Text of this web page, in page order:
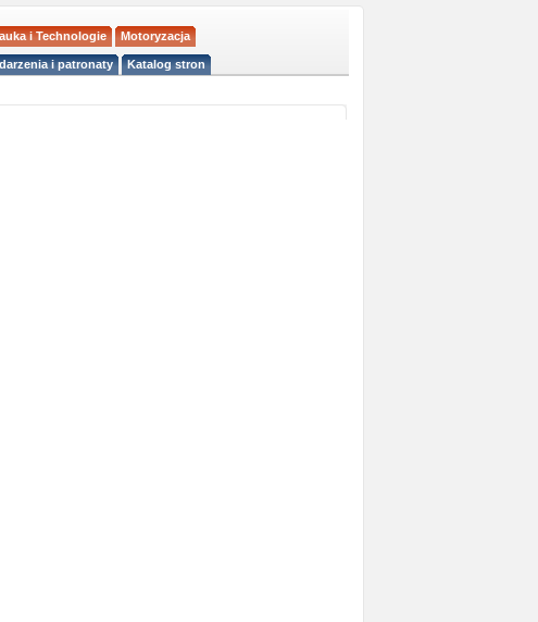
i Technologie Motoryzacja
i patronaty Katalog stron